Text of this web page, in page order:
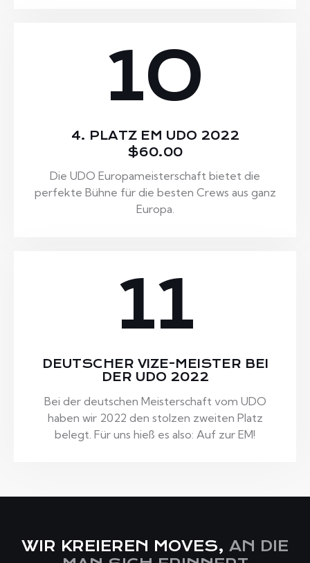
10
4. PLATZ EM UDO 2022
$60.00
Die UDO Europameisterschaft bietet die
perfekte Bühne für die besten Crews aus ganz
Europa.
11
DEUTSCHER VIZE-MEISTER BEI
DER UDO 2022
Bei der deutschen Meisterschaft vom UDO
haben wir 2022 den stolzen zweiten Platz
belegt. Für uns hieß es also: Auf zur EM!
WIR KREIEREN MOVES, AN DIE